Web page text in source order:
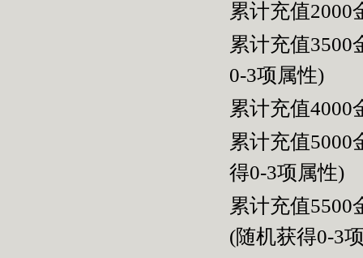
累计充值2000
累计充值
0-3项属性)
累计充值
累计充值
得0-3项属性)
累计充值
(随机获得0-3